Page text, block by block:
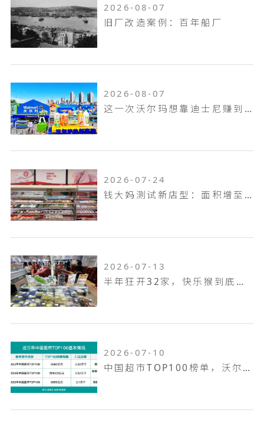
2026-08-07
旧厂改造案例：百年船厂
2026-08-07
这一次沃尔玛想靠迪士尼赚到山姆赚不到的钱！
2026-07-24
钱大妈测试新店型：面积增至100平米，扩充熟食烘焙品类，放大自有品牌
2026-07-13
半年狂开32家，快乐猴到底是家什么样的门店
2026-07-10
中国超市TOP100榜单，沃尔玛何以越跑越远